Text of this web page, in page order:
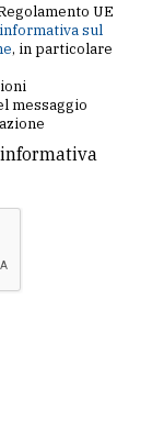
UE
sul
, in particolare
messaggio